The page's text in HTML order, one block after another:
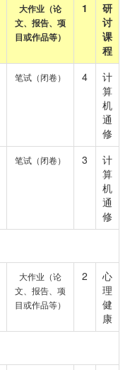
大作业（论
文、报告、项
目或作品等）
1
研
讨
课
程
笔试（闭卷） 4
计
算
机
通
修
笔试（闭卷） 3
计
算
机
通
修
大作业（论
文、报告、项
目或作品等）
2
心
理
健
康